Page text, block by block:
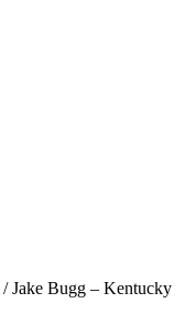
/ Jake Bugg – Kentucky